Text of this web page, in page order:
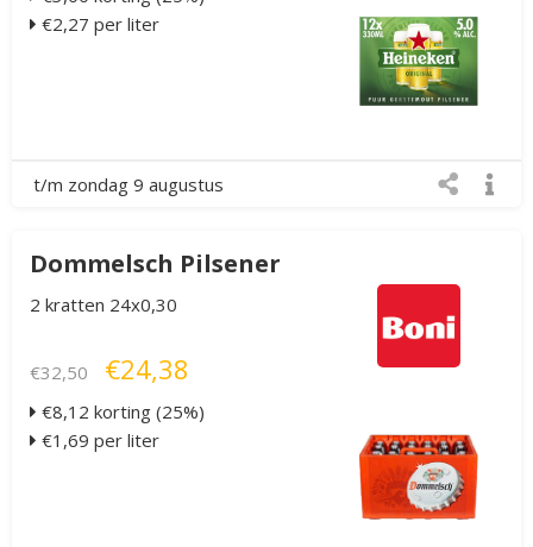
€2,27 per liter
t/m zondag 9 augustus
Dommelsch Pilsener
2 kratten 24x0,30
€32,50 €24,38
€8,12 korting (25%)
€1,69 per liter